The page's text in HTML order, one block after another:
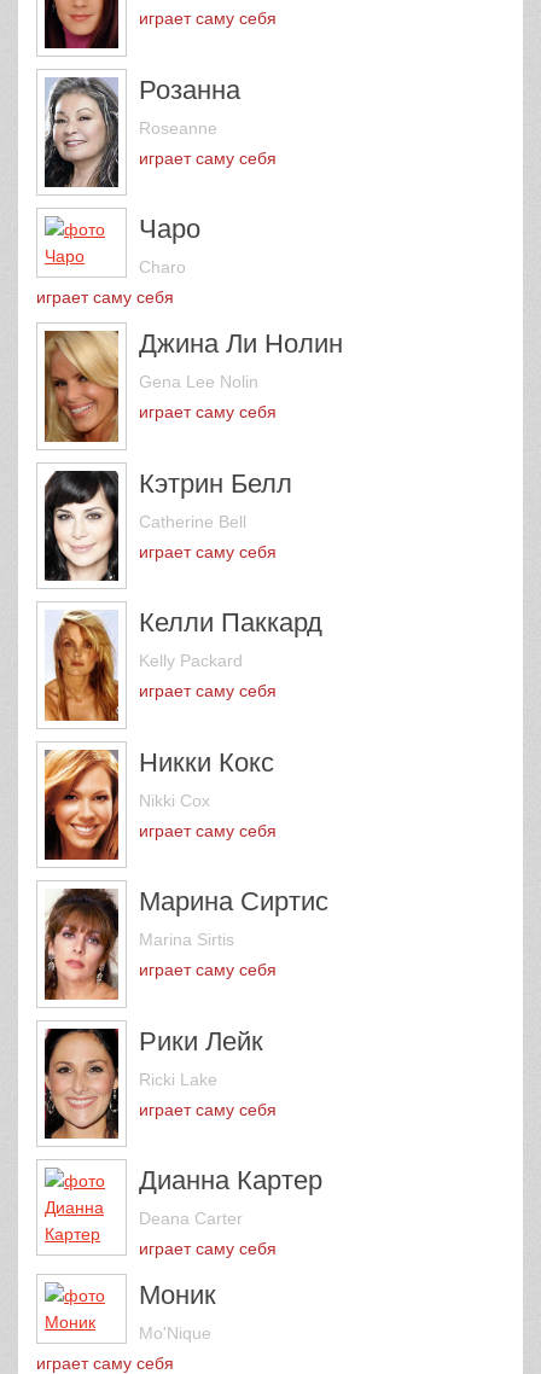
играет саму себя
Розанна
Roseanne
играет саму себя
Чаро
Charo
играет саму себя
Джина Ли Нолин
Gena Lee Nolin
играет саму себя
Кэтрин Белл
Catherine Bell
играет саму себя
Келли Паккард
Kelly Packard
играет саму себя
Никки Кокс
Nikki Cox
играет саму себя
Марина Сиртис
Marina Sirtis
играет саму себя
Рики Лейк
Ricki Lake
играет саму себя
Дианна Картер
Deana Carter
играет саму себя
Моник
Mo'Nique
играет саму себя